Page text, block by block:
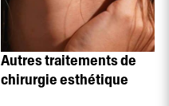
Autres traitements de
chirurgie esthétique